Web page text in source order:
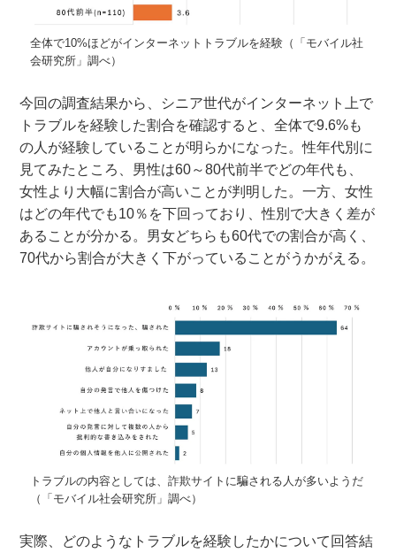
全体で10%ほどがインターネットトラブルを経験（「モバイル社
会研究所」調べ）
今回の調査結果から、シニア世代がインターネット上で
トラブルを経験した割合を確認すると、全体で9.6%も
の人が経験していることが明らかになった。性年代別に
見てみたところ、男性は60～80代前半でどの年代も、
女性より大幅に割合が高いことが判明した。一方、女性
はどの年代でも10％を下回っており、性別で大きく差が
あることが分かる。男女どちらも60代での割合が高く、
70代から割合が大きく下がっていることがうかがえる。
トラブルの内容としては、詐欺サイトに騙される人が多いようだ
（「モバイル社会研究所」調べ）
実際、どのようなトラブルを経験したかについて回答結